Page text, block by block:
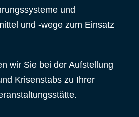
und
und -wege zum Einsatz
wir Sie bei der Aufstellung
Krisenstabs zu Ihrer